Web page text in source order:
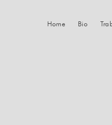
Home Bio